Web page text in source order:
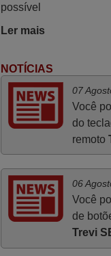
funcionar. Apenas
comandos
Já recebi o
não é de origem mas
obrigada!..
possível
Ler mais
NOTÍCIAS
07
Você
do
remoto
06
Você
de
Trevi